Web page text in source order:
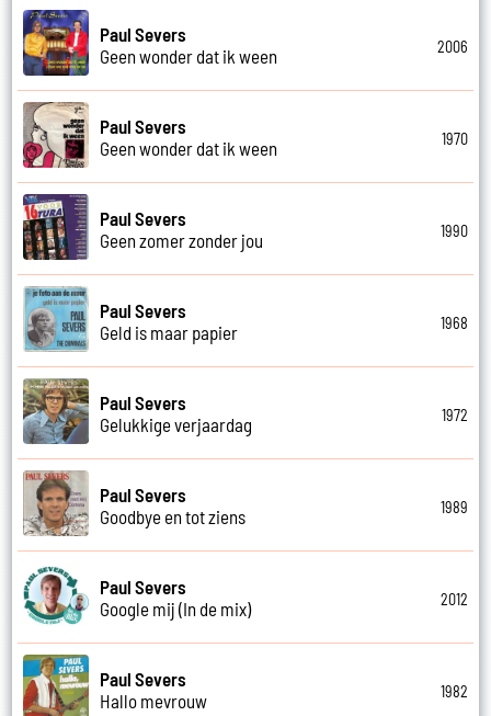
Paul Severs
Geen wonder dat ik ween
2006
Paul Severs
Geen wonder dat ik ween
1970
Paul Severs
Geen zomer zonder jou
1990
Paul Severs
Geld is maar papier
1968
Paul Severs
Gelukkige verjaardag
1972
Paul Severs
Goodbye en tot ziens
1989
Paul Severs
Google mij (In de mix)
2012
Paul Severs
Hallo mevrouw
1982